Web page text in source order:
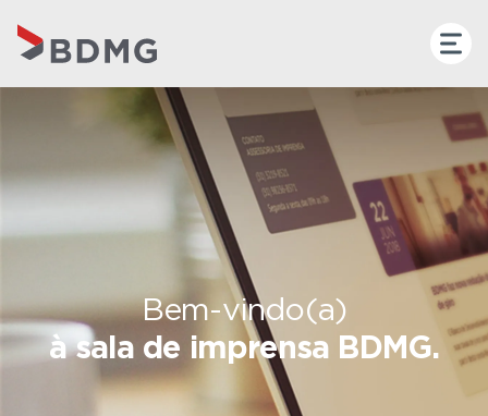
Bem-vindo(a)
à sala de imprensa BDMG.